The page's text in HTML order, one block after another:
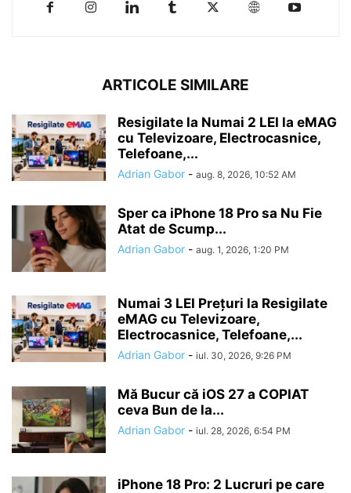
ARTICOLE SIMILARE
Resigilate la Numai 2 LEI la eMAG
cu Televizoare, Electrocasnice,
Telefoane,...
Adrian Gabor - aug. 8, 2026, 10:52 AM
Sper ca iPhone 18 Pro sa Nu Fie
Atat de Scump...
Adrian Gabor - aug. 1, 2026, 1:20 PM
Numai 3 LEI Prețuri la Resigilate
eMAG cu Televizoare,
Electrocasnice, Telefoane,...
Adrian Gabor - iul. 30, 2026, 9:26 PM
Mă Bucur că iOS 27 a COPIAT
ceva Bun de la...
Adrian Gabor - iul. 28, 2026, 6:54 PM
iPhone 18 Pro: 2 Lucruri pe care